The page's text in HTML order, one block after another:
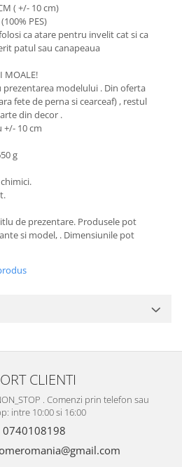
( +/- 10 cm)
PES)
ca atare pentru invelit cat si ca
patul sau canapeaua
MOALE!
modelului . Din oferta
fete de perna si cearceaf) , restul
din decor .
10 cm
g
de prezentare. Produsele pot
si model, . Dimensiunile pot
CLIENTI
. Comenzi prin telefon sau
intre 10:00 si 16:00
0740108198